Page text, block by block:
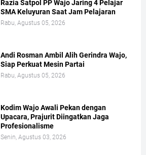
Razia Satpol PP Wajo Jaring 4 Pelajar
SMA Keluyuran Saat Jam Pelajaran
Rabu, Agustus 05, 2026
Andi Rosman Ambil Alih Gerindra Wajo,
Siap Perkuat Mesin Partai
Rabu, Agustus 05, 2026
Kodim Wajo Awali Pekan dengan
Upacara, Prajurit Diingatkan Jaga
Profesionalisme
Senin, Agustus 03, 2026